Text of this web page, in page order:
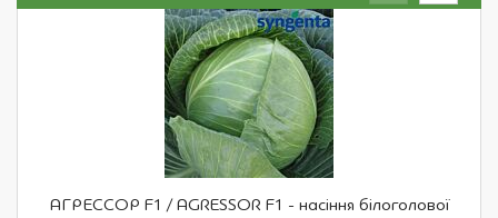
АГРЕССОР F1 / AGRESSOR F1 - насіння білоголової